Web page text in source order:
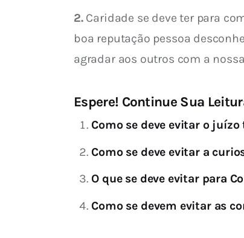
2. Caridade se deve ter para
boa reputação pessoa
agradar aos outros com a
Espere! Continue Sua
Como se deve evitar o
Como se deve evitar a
O que se deve evitar para
Como se devem evitar as